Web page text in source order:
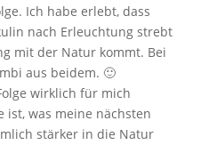
Ich habe erlebt, dass
nach Erleuchtung strebt
mit der Natur kommt. Bei
aus beidem. 🙂
wirklich für mich
ist, was meine nächsten
stärker in die Natur